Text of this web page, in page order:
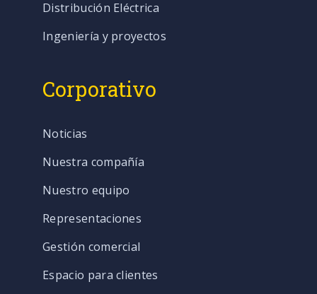
Distribución Eléctrica
Ingeniería y proyectos
Corporativo
Noticias
Nuestra compañía
Nuestro equipo
Representaciones
Gestión comercial
Espacio para clientes